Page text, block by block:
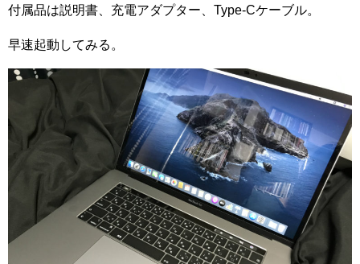
付属品は説明書、充電アダプター、Type-Cケーブル。
早速起動してみる。